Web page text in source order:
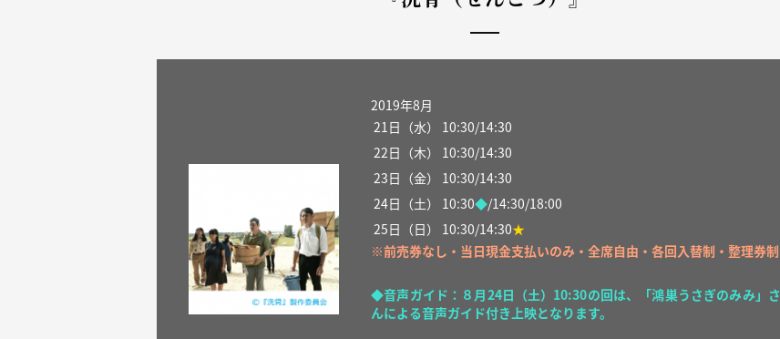
2019年8月
21日（水） 10:30/14:30
22日（木） 10:30/14:30
23日（金） 10:30/14:30
24日（土） 10:30◆/14:30/18:00
25日（日） 10:30/14:30★
※前売券なし・当日現金支払いのみ・全席自由・各回入替制・整理券制
◆音声ガイド：８月24日（土）10:30の回は、「鴻巣うさぎのみみ」さ
んによる音声ガイド付き上映となります。